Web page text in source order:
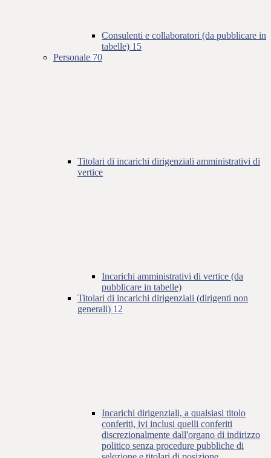
Consulenti e collaboratori (da pubblicare in
tabelle) 15
Personale 70
Titolari di incarichi dirigenziali amministrativi di
vertice
Incarichi amministrativi di vertice (da
pubblicare in tabelle)
Titolari di incarichi dirigenziali (dirigenti non
generali) 12
Incarichi dirigenziali, a qualsiasi titolo
conferiti, ivi inclusi quelli conferiti
discrezionalmente dall'organo di indirizzo
politico senza procedure pubbliche di